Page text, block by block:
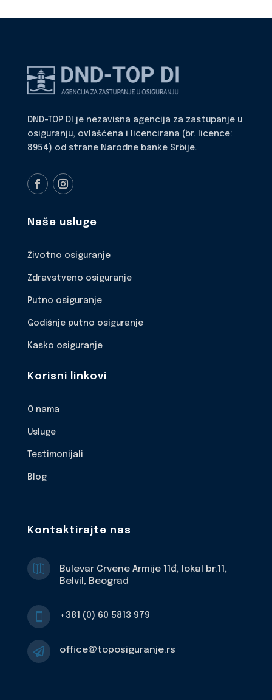
DND-TOP DI je nezavisna agencija za zastupanje u
osiguranju, ovlašćena i licencirana (br. licence:
8954) od strane Narodne banke Srbije.
Naše usluge
Životno osiguranje
Zdravstveno osiguranje
Putno osiguranje
Godišnje putno osiguranje
Kasko osiguranje
Korisni linkovi
O nama
Usluge
Testimonijali
Blog
Kontaktirajte nas

Bulevar Crvene Armije 11đ, lokal br.11,
Belvil, Beograd
 +381 (0) 60 5813 979
 office@toposiguranje.rs